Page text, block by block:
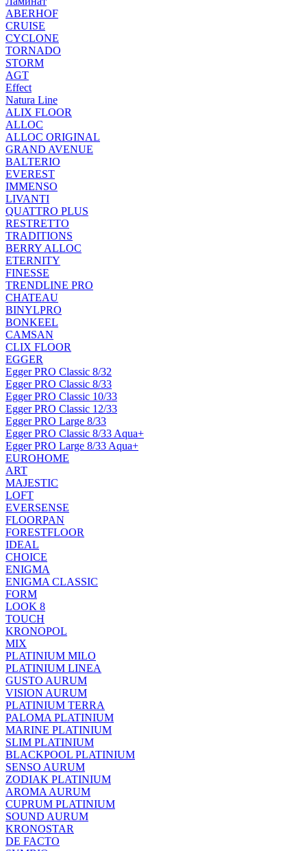
ABERHOF
CRUISE
CYCLONE
TORNADO
STORM
AGT
Effect
Natura Line
ALIX FLOOR
ALLOC
ALLOC ORIGINAL
GRAND AVENUE
BALTERIO
EVEREST
IMMENSO
LIVANTI
QUATTRO PLUS
RESTRETTO
TRADITIONS
BERRY ALLOC
ETERNITY
FINESSE
TRENDLINE PRO
CHATEAU
BINYLPRO
BONKEEL
CAMSAN
CLIX FLOOR
EGGER
Egger PRO Classic 8/32
Egger PRO Classic 8/33
Egger PRO Classic 10/33
Egger PRO Classic 12/33
Egger PRO Large 8/33
Egger PRO Classic 8/33 Aqua+
Egger PRO Large 8/33 Aqua+
EUROHOME
ART
MAJESTIC
LOFT
EVERSENSE
FLOORPAN
FORESTFLOOR
IDEAL
CHOICE
ENIGMA
ENIGMA CLASSIC
FORM
LOOK 8
TOUCH
KRONOPOL
MIX
PLATINIUM MILO
PLATINIUM LINEA
GUSTO AURUM
VISION AURUM
PLATINIUM TERRA
PALOMA PLATINIUM
MARINE PLATINIUM
SLIM PLATINIUM
BLACKPOOL PLATINIUM
SENSO AURUM
ZODIAK PLATINIUM
AROMA AURUM
CUPRUM PLATINIUM
SOUND AURUM
KRONOSTAR
DE FACTO